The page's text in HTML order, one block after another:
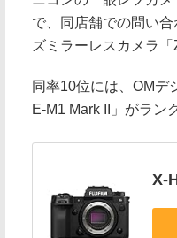
で、同店舗での問い
ズミラーレスカメラ
同率10位には、OMデ
E-M1 Mark II」がラン
X-